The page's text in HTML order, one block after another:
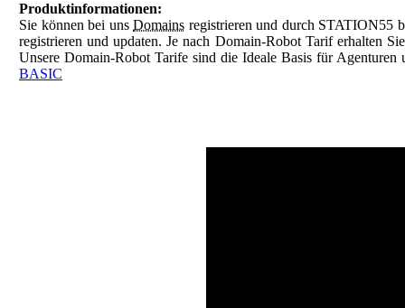
Produktinformationen:
Sie können bei unsDomains registrieren und durch STATION55
registrieren und updaten. Je nach Domain-Robot Tarif erhalten
Unsere Domain-Robot Tarife sind die Ideale Basis für
BASIC